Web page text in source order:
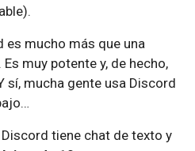
es mucho más que una
muy potente y, de hecho,
sí, mucha gente usa Discord
tiene chat de texto y